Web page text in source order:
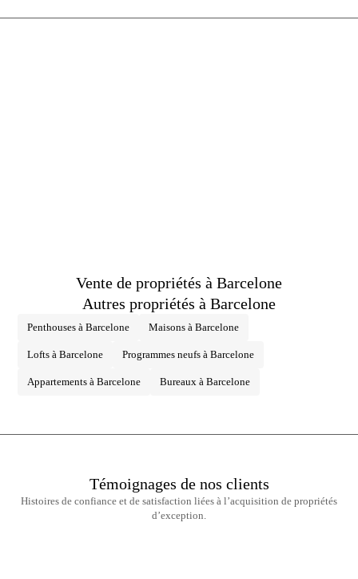
signé.
Vente de propriétés à Barcelone
Autres propriétés à Barcelone
Penthouses à Barcelone Maisons à Barcelone
Lofts à Barcelone Programmes neufs à Barcelone
Appartements à Barcelone Bureaux à Barcelone
Témoignages de nos clients
Histoires de confiance et de satisfaction liées à l’acquisition de propriétés
d’exception.